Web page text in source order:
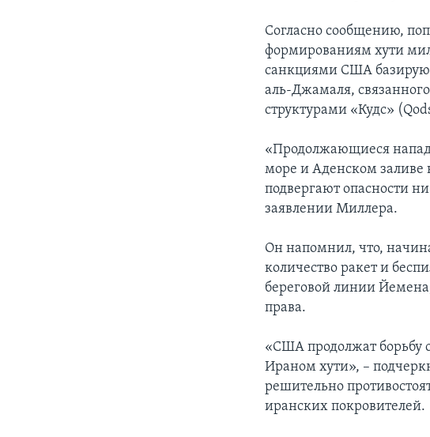
Согласно сообщению,
формированиям хути
санкциями США
аль-Джамаля,
структурами «Кудс»
«Продолжающиеся
море и Аденском заливе
подвергают опасности
заявлении Миллера.
Он напомнил, что,
количество ракет и
береговой линии
права.
«США продолжат борьбу
Ираном хути», –
решительно
иранских покровителей.